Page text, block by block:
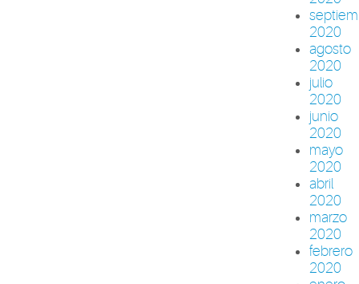
2020
agosto
2020
julio
2020
junio
2020
mayo
2020
abril
2020
marzo
2020
febrero
2020